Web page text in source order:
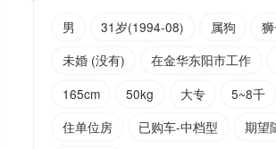
男 31岁(1994-08) 属狗
未婚 (没有)
在金华东阳市工作
165cm
50kg 大专 5~8千
住单位房
已购车-中档型
期望